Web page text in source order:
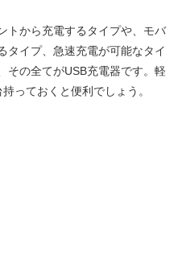
トから充電するタイプや、モバ
タイプ、急速充電が可能なタイ
その全てがUSB充電器です。軽
っておくと便利でしょう。